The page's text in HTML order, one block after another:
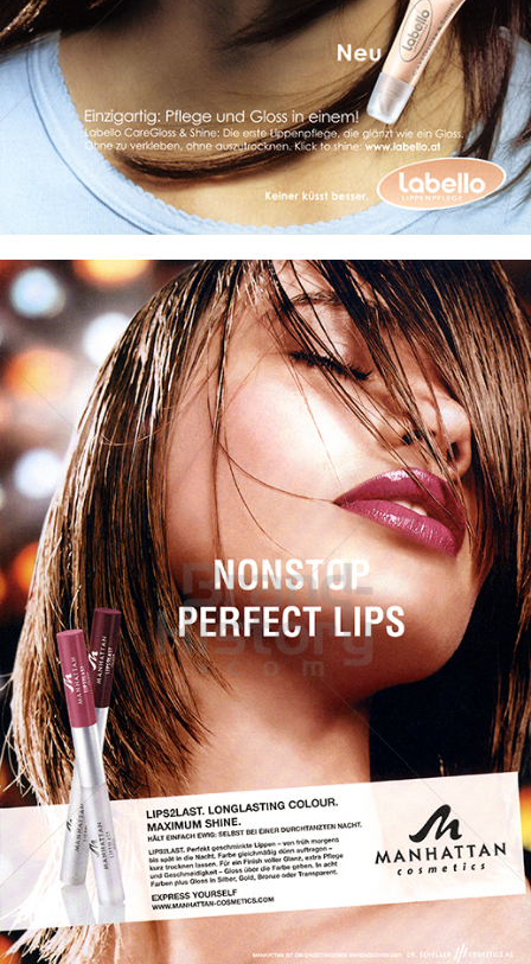
Bild-ID: 30142
MANHATTAN cosmetics
DR. SCHELLER COSMETICS AG
2005
Bild-ID: 45772